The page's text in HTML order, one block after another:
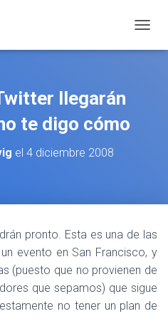
llegarán
te digo cómo
el 4 diciembre 2008
pronto. Esta es una de las
evento en San Francisco, y
(puesto que no provienen de
que sepamos) que sigue
no tener un plan de